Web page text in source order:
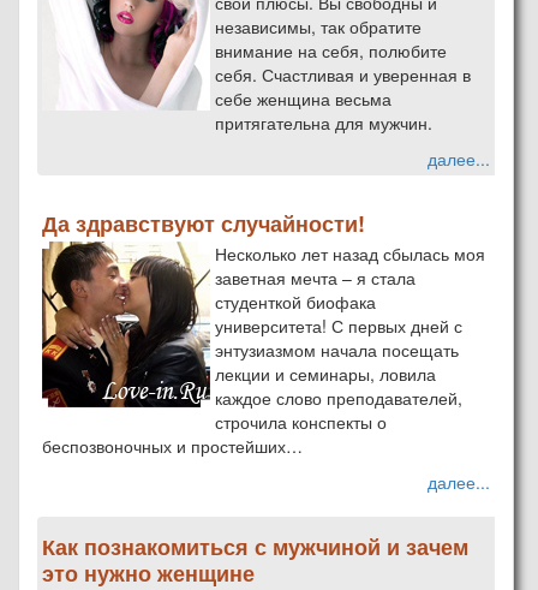
независимы, так обратите
внимание на себя, полюбите
себя. Счастливая и уверенная в
себе женщина весьма
притягательна для мужчин.
далее...
Да здравствуют случайности!
Несколько лет назад сбылась моя
заветная мечта – я стала
студенткой биофака
университета! С первых дней с
энтузиазмом начала посещать
лекции и семинары, ловила
каждое слово преподавателей,
строчила конспекты о
беспозвоночных и простейших…
далее...
Как познакомиться с мужчиной и зачем
это нужно женщине